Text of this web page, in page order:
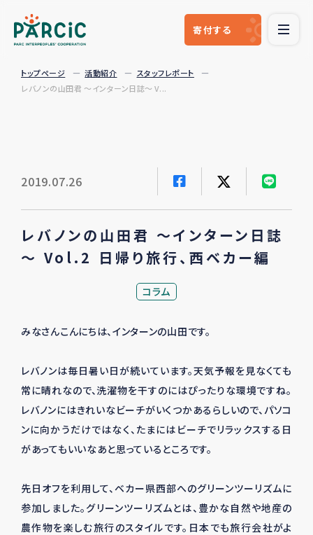
寄付する
トップページ 活動紹介
スタッフレポート
レバノンの山田君 ～インターン日誌～ V...
2019.07.26
レバノンの山田君 ～インターン日誌
～ Vol.2 日帰り旅行、西ベカー編
コラム
みなさんこんにちは、インターンの山田です。
レバノンは毎日暑い日が続いています。天気予報を見なくても
常に晴れなので、洗濯物を干すのにはぴったりな環境ですね。
レバノンにはきれいなビーチがいくつかあるらしいので、パソコ
ンに向かうだけではなく、たまにはビーチでリラックスする日
があってもいいなあと思っているところです。
先日オフを利用して、ベカー県西部へのグリーンツーリズムに
参加しました。グリーンツーリズムとは、豊かな自然や地産の
農作物を楽しむ旅行のスタイルです。日本でも旅行会社がよ